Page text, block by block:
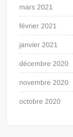
mars 2021
février 2021
janvier 2021
décembre 2020
novembre 2020
octobre 2020